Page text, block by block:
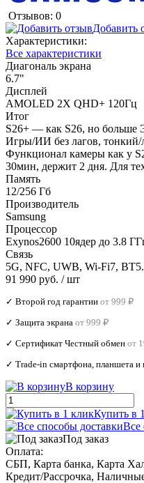
Отзывов: 0
Добавить
Характеристики:
Все характеристики
Диагональ экрана
6.7"
Дисплей
AMOLED 2X QHD+ 120Гц
Итог
S26+ — как S26, но больше
Игры/ИИ без лагов, тонкий/
Функционал камеры как у
30мин, держит 2 дня. Для
Память
12/256 Гб
Производитель
Samsung
Процессор
Exynos2600 10ядер до 3.8
Связь
5G, NFC, UWB, Wi-Fi7,
91 990 руб. / шт
✓ Второй год гарантии от 999 ₽
✓ Защита экрана от 999 ₽
✓ Сертификат Честный обмен от
✓ Trade‑in смартфона, планшета и
В корзину
Купить в
Все
Под заказ
Оплата:
СБП, Карта банка, Карта
Кредит/Рассрочка,